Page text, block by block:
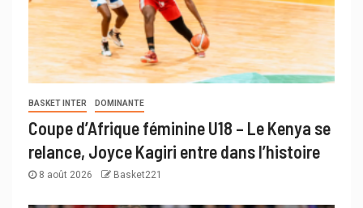
BASKET INTER DOMINANTE
Coupe d’Afrique féminine U18 – Le Kenya se
relance, Joyce Kagiri entre dans l’histoire
8 août 2026 Basket221